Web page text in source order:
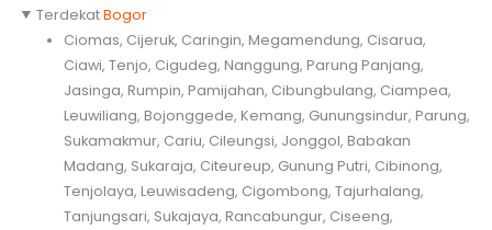
TerdekatBogor
Ciomas, Cijeruk, Caringin, Megamendung, Cisarua,
Ciawi, Tenjo, Cigudeg, Nanggung, Parung Panjang,
Jasinga, Rumpin, Pamijahan, Cibungbulang, Ciampea,
Leuwiliang, Bojonggede, Kemang, Gunungsindur, Parung,
Sukamakmur, Cariu, Cileungsi, Jonggol, Babakan
Madang, Sukaraja, Citeureup, Gunung Putri, Cibinong,
Tenjolaya, Leuwisadeng, Cigombong, Tajurhalang,
Tanjungsari, Sukajaya, Rancabungur, Ciseeng,